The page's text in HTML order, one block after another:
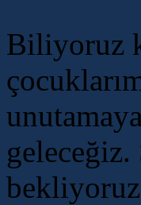
Biliyoruz
geleceğiz.